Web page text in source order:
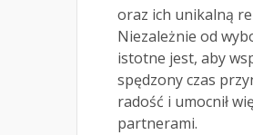
oraz ich unikalną
Niezależnie od
istotne jest, aby
spędzony czas
radość i umocnił
partnerami.